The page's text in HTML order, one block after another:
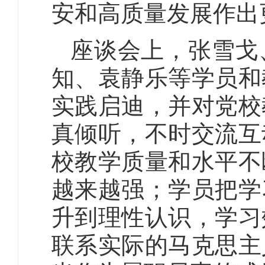
安和高质量发展作
座谈会上，张雪
知、袁静乐等学员
实践启迪，并对党
真倾听，不时交流
校教学质量和水平
越来越强；学员把
升到理性认识，学
联系实际的马克思